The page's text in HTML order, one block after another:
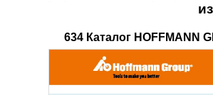
634 Каталог HOFFMANN